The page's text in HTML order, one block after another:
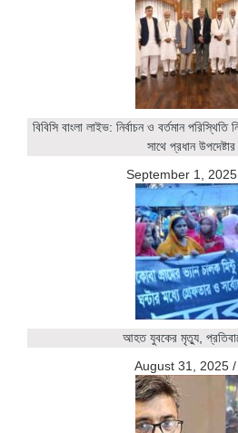
বিবিসি বাংলা লাইভ: নির্বাচন ও বর্তমান
সাথে প্রধান
September 1, 2025
আহত যুবকের মৃত্যু,
August 31, 2025 /